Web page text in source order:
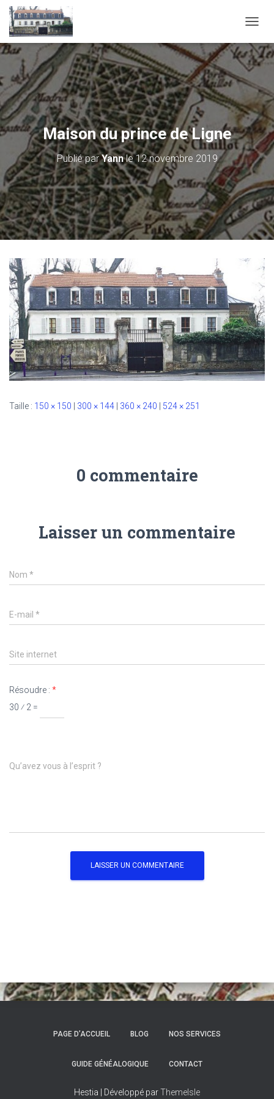
É
P
L
E
R
L
A
N
A
V
G
A
T
I
O
N
Maison du prince de Ligne
Publié parYannle12 novembre 2019
Taille : 150 × 150 300 × 144 360 × 240 524 × 251
0 commentaire
Laisser un commentaire
Nom *
E-mail *
Site internet
Résoudre : *
30 ⁄ 2 =
Qu’avez vous à l’esprit ?
PAGE D’ACCUEIL BLOG NOS SERVICES
GUIDE GÉNÉALOGIQUE CONTACT
Hestia | Développé parThemeIsle